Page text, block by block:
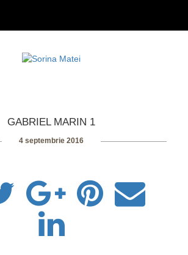
GABRIEL MARIN 1
4 septembrie 2016